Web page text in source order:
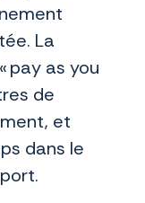
La
pay as you
de
et
dans le